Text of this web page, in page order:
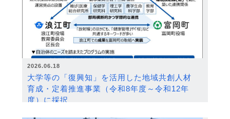
2026.06.18
大学等の「復興知」を活用した地域共創人材
育成・定着推進事業（令和8年度～令和12年
度）に採択